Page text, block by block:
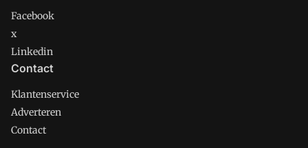
Facebook
x
Linkedin
Contact
Klantenservice
Adverteren
Contact